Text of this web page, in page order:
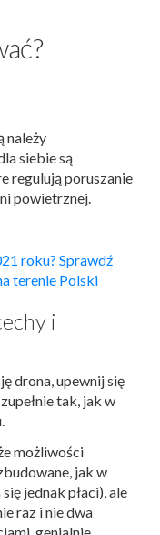
należy
siebie są
regulują poruszanie
powietrznej.
roku? Sprawdź
terenie Polski
i
drona, upewnij się
tak, jak w
możliwości
jak w
jednak płaci), ale
raz i nie dwa